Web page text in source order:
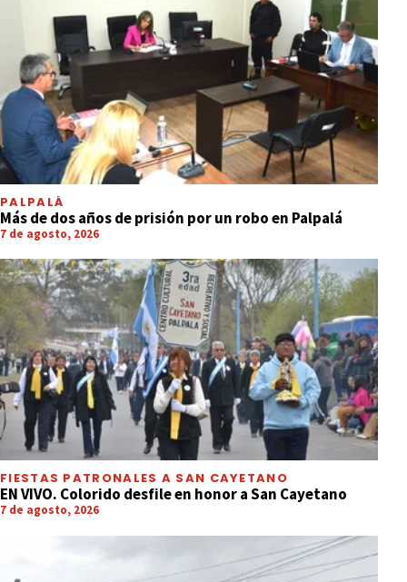
PALPALÁ
Más de dos años de prisión por un robo en Palpalá
7 de agosto, 2026
FIESTAS PATRONALES A SAN CAYETANO
EN VIVO. Colorido desfile en honor a San Cayetano
7 de agosto, 2026